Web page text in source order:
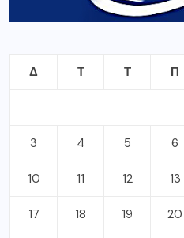
Δ Τ Τ Π
3 4 5 6
10 11 12 13
17 18 19 20